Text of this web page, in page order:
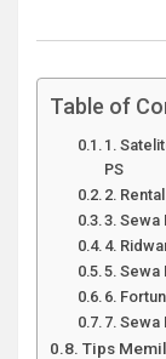
Table of
1.
PS
2.
3. Sewa
4.
5. Sewa
6.
7. Sewa
Tips